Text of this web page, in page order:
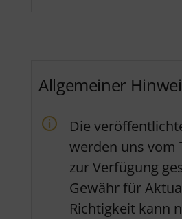
Allgemeiner
Die
werden uns vom
zur Verfügung
Gewähr für
Richtigkeit kann